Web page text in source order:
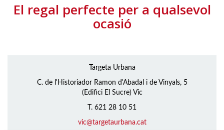
El regal perfecte per a qualsevol
ocasió
Targeta Urbana
C. de l'Historiador Ramon d'Abadal i de Vinyals, 5
(Edifici El Sucre) Vic
T. 621 28 10 51
vic@targetaurbana.cat